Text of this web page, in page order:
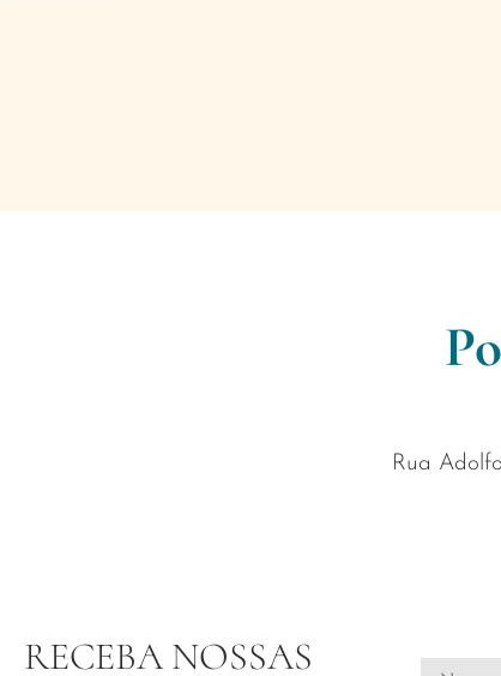
Rua
RECEBA NOSSAS